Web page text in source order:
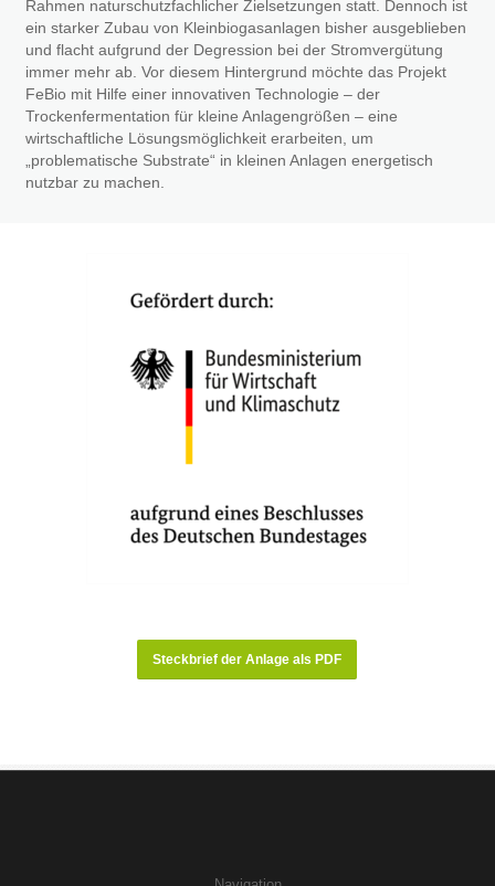
Rahmen naturschutzfachlicher Zielsetzungen statt. Dennoch ist
ein starker Zubau von Kleinbiogasanlagen bisher ausgeblieben
und flacht aufgrund der Degression bei der Stromvergütung
immer mehr ab. Vor diesem Hintergrund möchte das Projekt
FeBio mit Hilfe einer innovativen Technologie – der
Trockenfermentation für kleine Anlagengrößen – eine
wirtschaftliche Lösungsmöglichkeit erarbeiten, um
„problematische Substrate“ in kleinen Anlagen energetisch
nutzbar zu machen.
Steckbrief der Anlage als PDF